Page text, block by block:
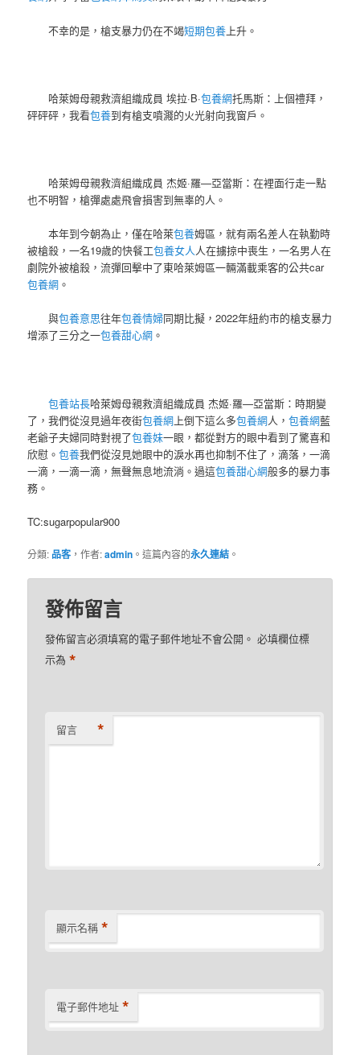
不幸的是，槍支暴力仍在不竭短期包養 上升。
哈萊姆母親救濟組織成員 埃拉·B·包養網托馬斯：上個禮拜，
砰砰砰，我看包養到有槍支噴濺的火光射向我窗戶。
哈萊姆母親救濟組織成員 杰姬·羅—亞當斯：在裡面行走一點
也不明智，槍彈處處飛會損害到無辜的人。
本年到今朝為止，僅在哈萊包養姆區，就有兩名差人在執勤時
被槍殺，一名19歲的快餐工包養女人人在擄掠中喪生，一名男人在
劇院外被槍殺，流彈回擊中了東哈萊姆區一輛滿載乘客的公共car
包養網 。
與包養意思往年包養情婦同期比擬，2022年紐約市的槍支暴力
增添了三分之一包養甜心網 。
包養站長哈萊姆母親救濟組織成員 杰姬·羅—亞當斯：時期變
了，我們從沒見過年夜街包養網 上倒下這么多包養網人，包養網藍
老爺子夫婦同時對視了包養妹一眼，都從對方的眼中看到了驚喜和
欣慰。包養我們從沒見她眼中的淚水再也抑制不住了，滴落，一滴
一滴，一滴一滴，無聲無息地流淌。過這包養甜心網般多的暴力事
務。
TC:sugarpopular900
分類: 品客 ，作者:admin 。這篇內容的永久連結 。
發佈留言
發佈留言必須填寫的電子郵件地址不會公開。 必填欄位標
示為*
留言 *
顯示名稱 *
電子郵件地址 *